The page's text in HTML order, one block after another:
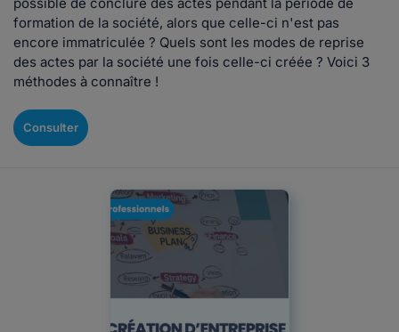
formation de la société, alors que celle-ci n'est pas
encore immatriculée ? Quels sont les modes de reprise
des actes par la société une fois celle-ci créée ? Voici 3
méthodes à connaître !
Consulter